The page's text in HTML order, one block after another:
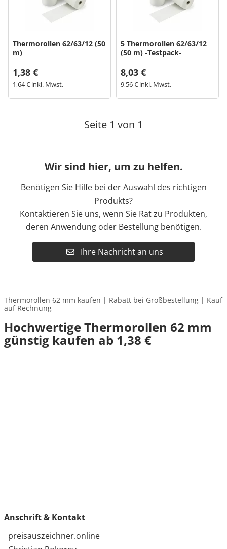
Thermorollen 62/63/12 (50
m)
1,38 €
1,64 € inkl. Mwst.
5 Thermorollen 62/63/12
(50 m) -Testpack-
8,03 €
9,56 € inkl. Mwst.
Seite 1 von 1
Wir sind hier, um zu helfen.
Benötigen Sie Hilfe bei der Auswahl des richtigen
Produkts?
Kontaktieren Sie uns, wenn Sie Rat zu Produkten,
deren Anwendung oder Bestellung benötigen.
Ihre Nachricht an uns
Thermorollen 62 mm kaufen | Rabatt bei Großbestellung | Kauf
auf Rechnung
Hochwertige Thermorollen 62 mm
günstig kaufen ab 1,38 €
Anschrift & Kontakt
preisauszeichner.online
Bogeti Etiketten
Kartonetiketten
Etikettenspender
Etiketten auf Rolle